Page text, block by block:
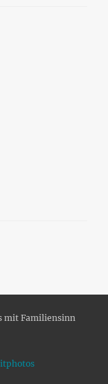
mit Familiensinn